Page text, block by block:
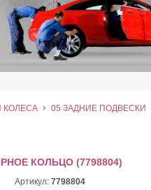
КОЛЕСА 05 ЗАДНИЕ ПОДВЕСКИ
КОЛЬЦО (7798804)
Артикул: 7798804